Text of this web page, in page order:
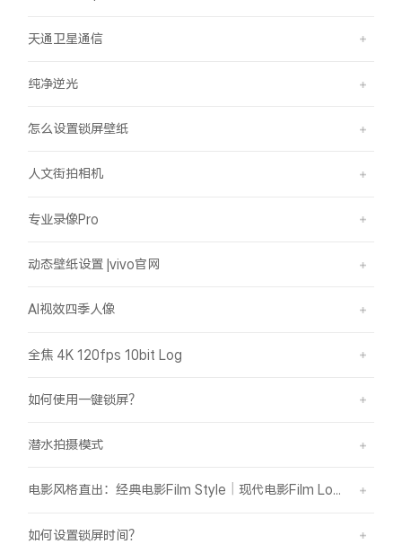
天通卫星通信
纯净逆光
怎么设置锁屏壁纸
人文街拍相机
专业录像Pro
动态壁纸设置 |vivo官网
AI视效四季人像
全焦 4K 120fps 10bit Log
如何使用一键锁屏？
潜水拍摄模式
电影风格直出：经典电影Film Style｜现代电影Film Look
如何设置锁屏时间？